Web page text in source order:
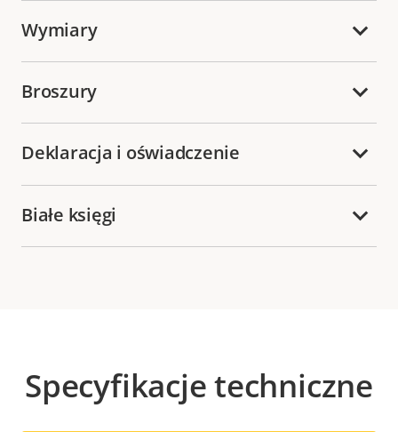
Wymiary
Broszury
Deklaracja i oświadczenie
Białe księgi
Specyfikacje techniczne